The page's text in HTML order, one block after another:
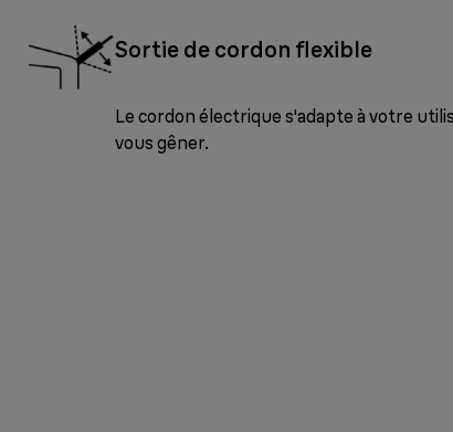
Sortie de cordon flexible
Le cordon électrique s'adapte à votre
vous gêner.